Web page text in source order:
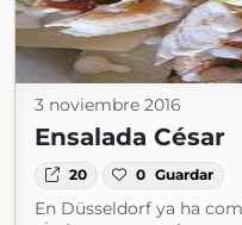
3 noviembre 2016
Ensalada César
20 0 Guardar
En Düsseldorf ya ha